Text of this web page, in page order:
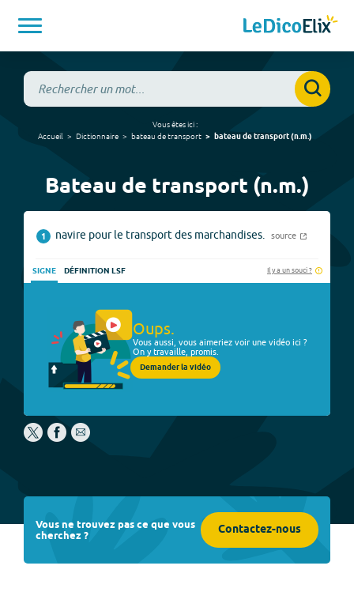
Vous êtes ici :
Accueil
Dictionnaire bateau de transport bateau de transport(n.m.)
Bateau de transport (n.m.)
1 navire pour le transport des marchandises. source
SIGNE DÉFINITION LSF Il y a un souci ?
Oups.
Vous aussi, vous aimeriez voir une vidéo ici ?
On y travaille, promis.
Demander la vidéo
Vous ne trouvez pas ce que vous
cherchez ? Contactez-nous